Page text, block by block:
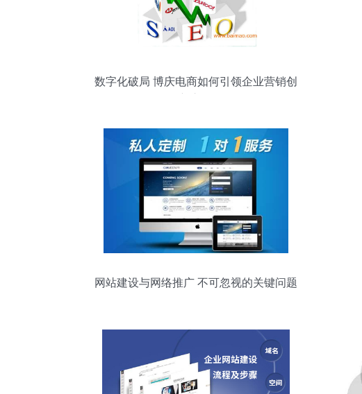
数字化破局 博庆电商如何引领企业营销创
网站建设与网络推广 不可忽视的关键问题